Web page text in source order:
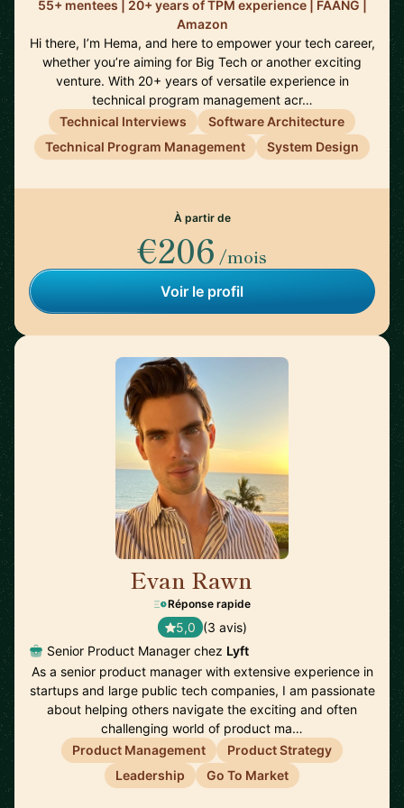
55+ mentees | 20+ years of TPM experience | FAANG |
Amazon
Hi there, I’m Hema, and here to empower your tech career,
whether you’re aiming for Big Tech or another exciting
venture. With 20+ years of versatile experience in
technical program management acr…
Technical Interviews
Software Architecture
Technical Program Management
System Design
À partir de
€206 /mois
Voir le profil
Evan Rawn
Réponse rapide
5,0 (3 avis)
Senior Product Manager chez Lyft
As a senior product manager with extensive experience in
startups and large public tech companies, I am passionate
about helping others navigate the exciting and often
challenging world of product ma…
Product Management
Product Strategy
Leadership
Go To Market